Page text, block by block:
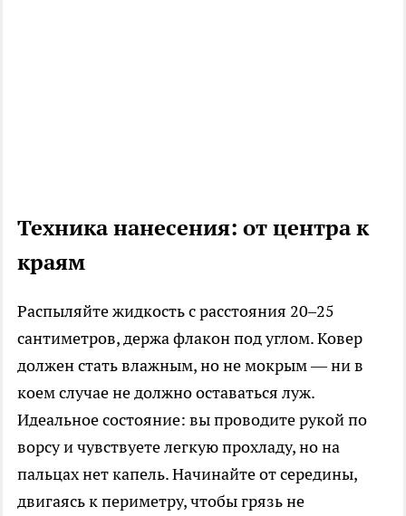
Техника нанесения: от центра к
краям
Распыляйте жидкость с расстояния 20–25
сантиметров, держа флакон под углом. Ковер
должен стать влажным, но не мокрым — ни в
коем случае не должно оставаться луж.
Идеальное состояние: вы проводите рукой по
ворсу и чувствуете легкую прохладу, но на
пальцах нет капель. Начинайте от середины,
двигаясь к периметру, чтобы грязь не